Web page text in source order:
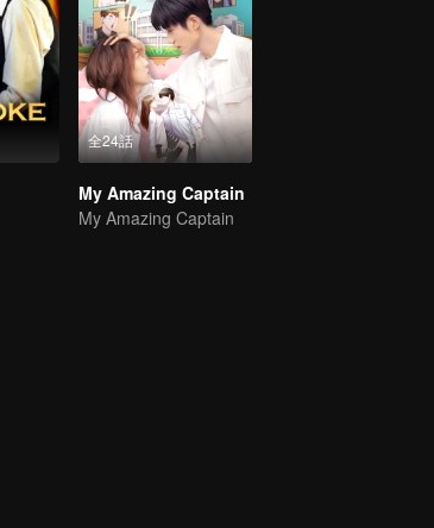
全24話
My Amazing Captain
My Amazing Captain